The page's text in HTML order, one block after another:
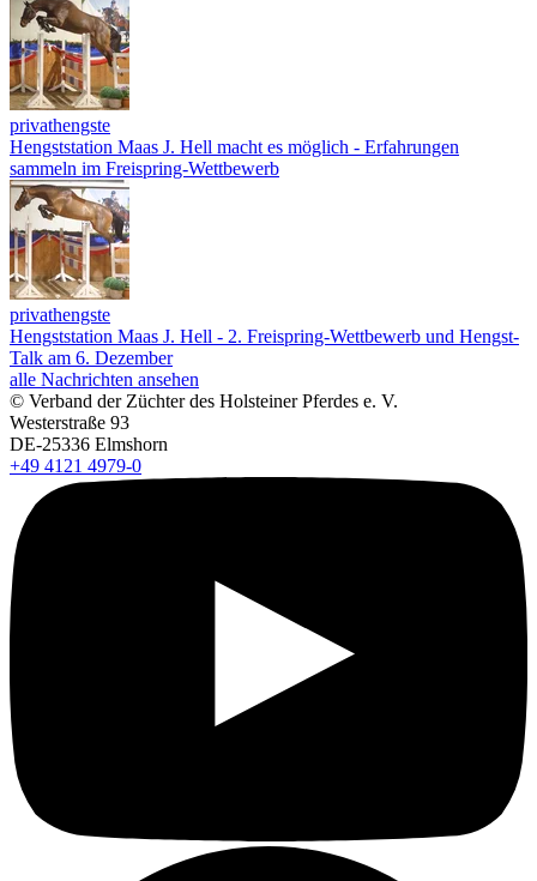
privathengste
Hengststation Maas J. Hell macht es möglich - Erfahrungen
sammeln im Freispring-Wettbewerb
privathengste
Hengststation Maas J. Hell - 2. Freispring-Wettbewerb und Hengst-
Talk am 6. Dezember
alle Nachrichten ansehen
© Verband der Züchter des Holsteiner Pferdes e. V.
Westerstraße 93
DE-25336 Elmshorn
+49 4121 4979-0